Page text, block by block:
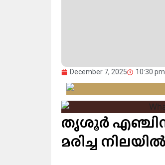
December 7, 2025 10:30 pm
തൃശൂർ
മരിച്ച